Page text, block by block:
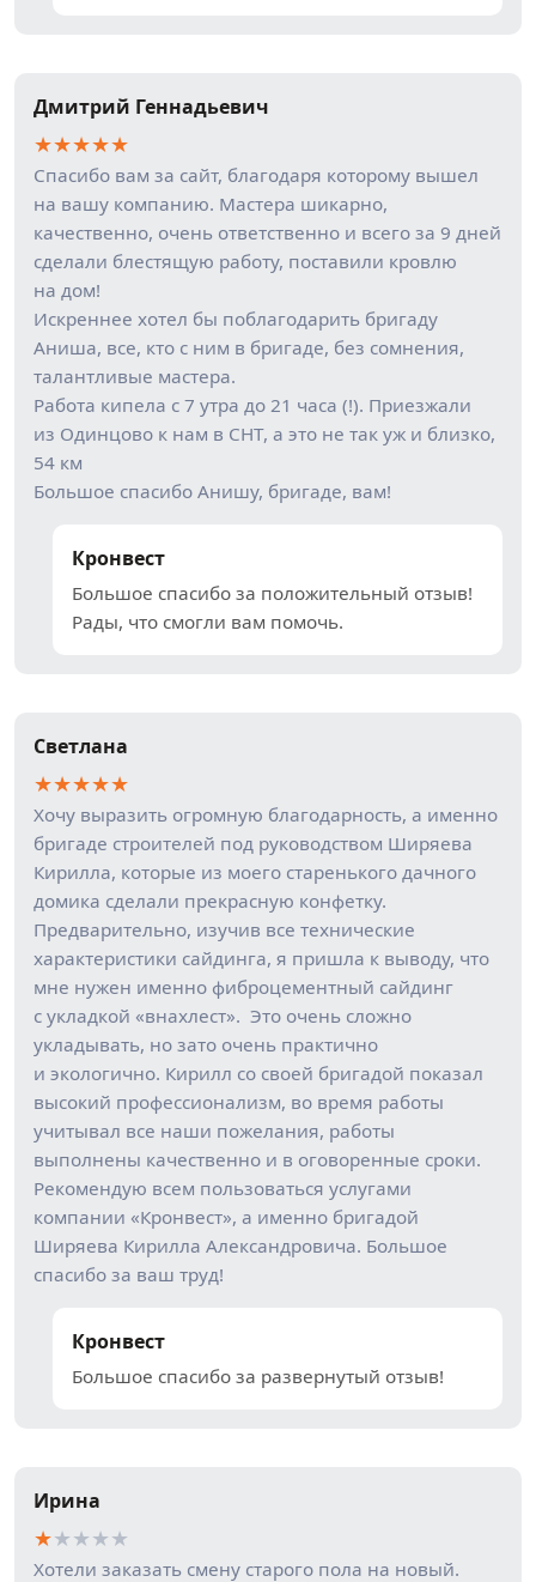
Дмитрий Геннадьевич
★★★★★
Спасибо вам за сайт, благодаря которому вышел
на вашу компанию. Мастера шикарно,
качественно, очень ответственно и всего за 9 дней
сделали блестящую работу, поставили кровлю
на дом!
Искреннее хотел бы поблагодарить бригаду
Аниша, все, кто с ним в бригаде, без сомнения,
талантливые мастера.
Работа кипела с 7 утра до 21 часа (!). Приезжали
из Одинцово к нам в СНТ, а это не так уж и близко,
54 км
Большое спасибо Анишу, бригаде, вам!
Кронвест
Большое спасибо за положительный отзыв!
Рады, что смогли вам помочь.
Светлана
★★★★★
Хочу выразить огромную благодарность, а именно
бригаде строителей под руководством Ширяева
Кирилла, которые из моего старенького дачного
домика сделали прекрасную конфетку.
Предварительно, изучив все технические
характеристики сайдинга, я пришла к выводу, что
мне нужен именно фиброцементный сайдинг
с укладкой «внахлест». Это очень сложно
укладывать, но зато очень практично
и экологично. Кирилл со своей бригадой показал
высокий профессионализм, во время работы
учитывал все наши пожелания, работы
выполнены качественно и в оговоренные сроки.
Рекомендую всем пользоваться услугами
компании «Кронвест», а именно бригадой
Ширяева Кирилла Александровича. Большое
спасибо за ваш труд!
Кронвест
Большое спасибо за развернутый отзыв!
Ирина
★★★★★
Хотели заказать смену старого пола на новый.